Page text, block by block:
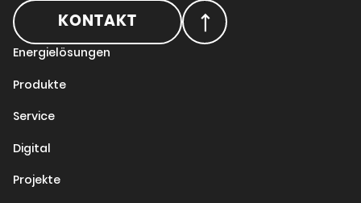
KONTAKT
Energielösungen
Produkte
Service
Digital
Projekte